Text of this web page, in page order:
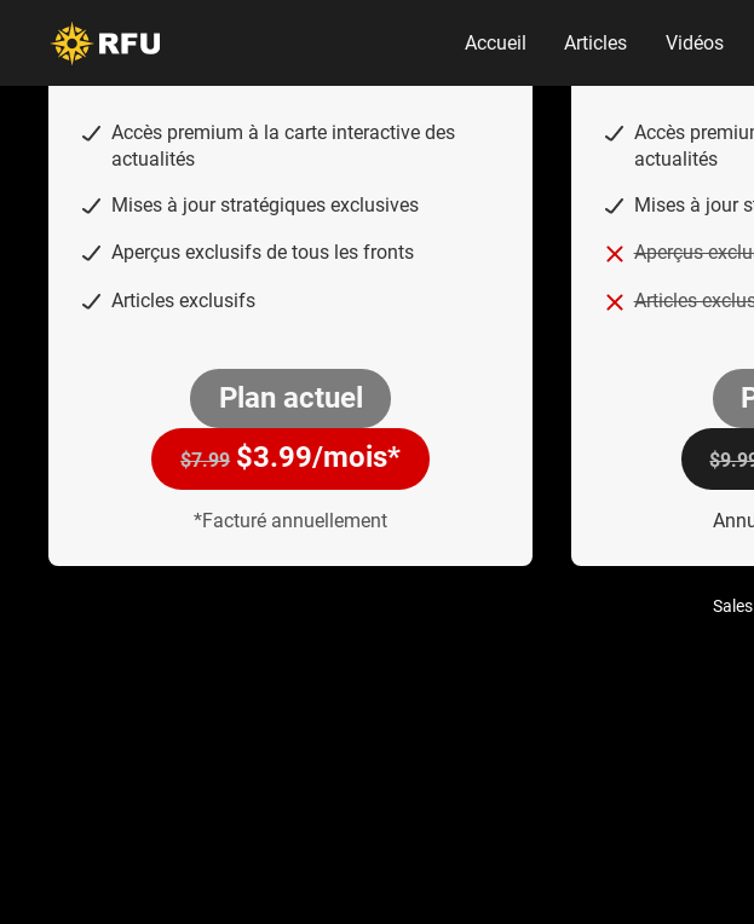
Accueil Articles Vidéos
Accès premium à la carte interactive des
actualités
Mises à jour stratégiques exclusives
Aperçus exclusifs de tous les fronts
Articles exclusifs
Plan actuel
$7.99 $3.99/mois*
*Facturé annuellement
plus populaires
Accès
actualités
Mises à jour
Aperçus
Articles